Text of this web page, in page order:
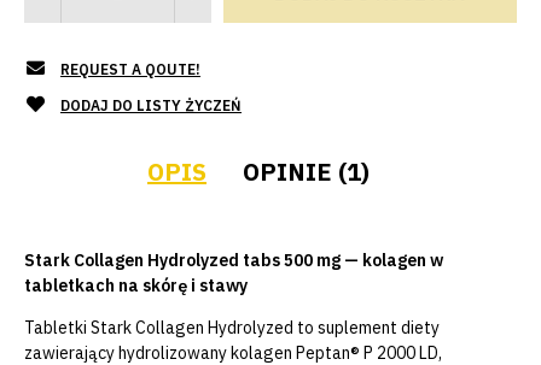
REQUEST A QOUTE!
DODAJ DO LISTY ŻYCZEŃ
OPIS OPINIE (1)
Stark Collagen Hydrolyzed tabs 500 mg — kolagen w
tabletkach na skórę i stawy
Tabletki Stark Collagen Hydrolyzed to suplement diety
zawierający hydrolizowany kolagen Peptan® P 2000 LD,